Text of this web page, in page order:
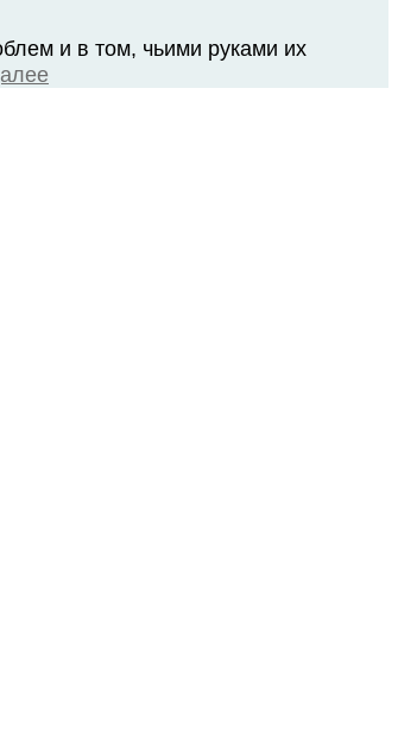
и в том, чьими руками их